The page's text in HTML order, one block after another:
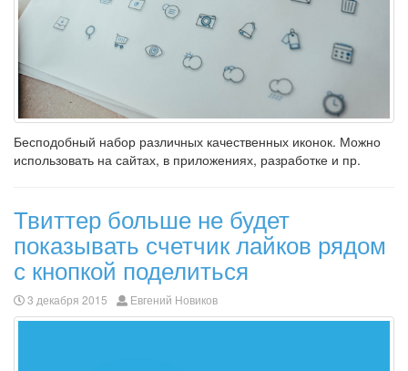
Бесподобный набор различных качественных иконок. Можно
использовать на сайтах, в приложениях, разработке и пр.
Твиттер больше не будет
показывать счетчик лайков рядом
с кнопкой поделиться
3 декабря 2015 Евгений Новиков